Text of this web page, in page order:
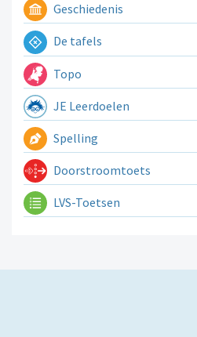
Geschiedenis
De tafels
Topo
JE Leerdoelen
Spelling
Doorstroomtoets
LVS-Toetsen